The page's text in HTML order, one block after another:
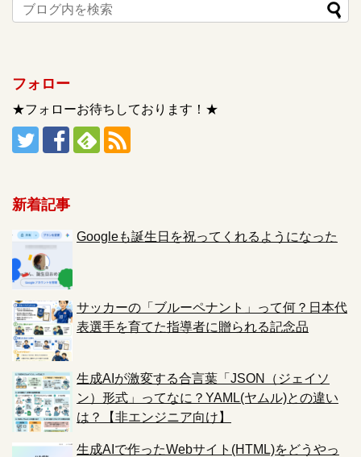
フォロー
★フォローお待ちしております！★
新着記事
Googleも誕生日を祝ってくれるようになった
サッカーの「ブルーペナント」って何？日本代
表選手を育てた指導者に贈られる記念品
生成AIが激変する合言葉「JSON（ジェイソ
ン）形式」ってなに？YAML(ヤムル)との違い
は？【非エンジニア向け】
生成AIで作ったWebサイト(HTML)をどうやっ